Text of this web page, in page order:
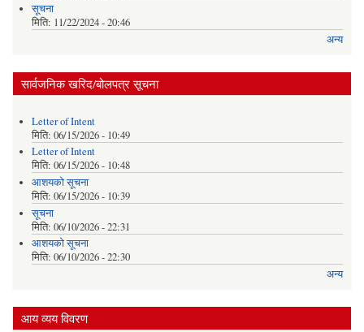
सूचना
मिति: 11/22/2024 - 20:46
अन्य
सार्वजनिक खरिद/बोलपत्र सूचना
Letter of Intent
मिति: 06/15/2026 - 10:49
Letter of Intent
मिति: 06/15/2026 - 10:48
आशयको सूचना
मिति: 06/15/2026 - 10:39
सूचना
मिति: 06/10/2026 - 22:31
आशयको सूचना
मिति: 06/10/2026 - 22:30
अन्य
आय व्यय विवरण